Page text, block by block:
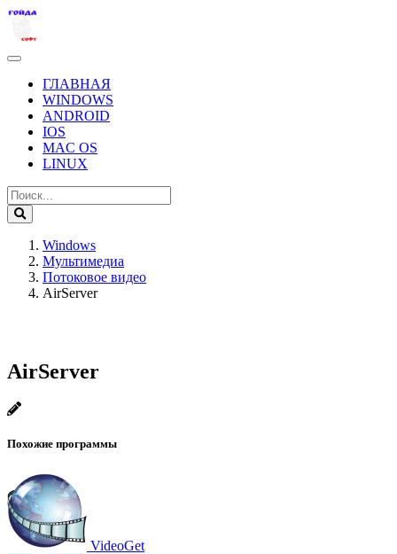
ГЛАВНАЯ
WINDOWS
ANDROID
IOS
MAC OS
LINUX
Windows
Мультимедиа
Потоковое видео
AirServer
AirServer
Похожие программы
VideoGet